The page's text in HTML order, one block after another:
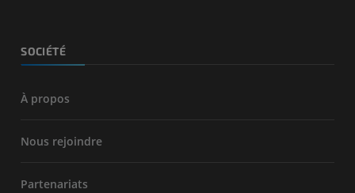
SOCIÉTÉ
À propos
Nous rejoindre
Partenariats